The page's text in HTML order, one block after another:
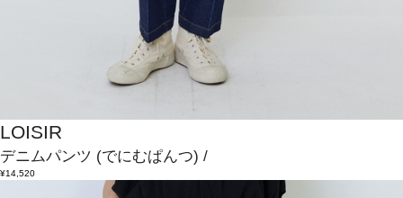
LOISIR
デニムパンツ (でにむぱんつ) /
¥14,520